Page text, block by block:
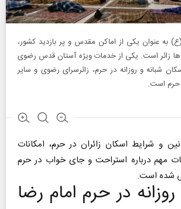
به عنوان یکی از اماکن مقدس و پر بازدید کشور،
زائر است. یکی از خدمات ویژه‌ آستان قدس رضوی
شبانه و روزانه در حرم، زائرسرای رضوی و سایر
حرم است.
و شرایط اسکان زائران در حرم، امکانات
مهم درباره استراحت و جای خواب در حرم
شده است.
در حرم امام رضا